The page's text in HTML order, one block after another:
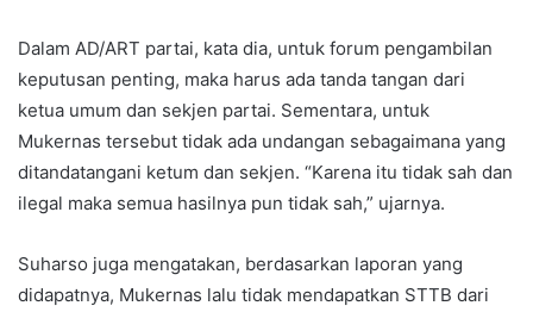
Dalam AD/ART partai, kata dia, untuk forum pengambilan
keputusan penting, maka harus ada tanda tangan dari
ketua umum dan sekjen partai. Sementara, untuk
Mukernas tersebut tidak ada undangan sebagaimana yang
ditandatangani ketum dan sekjen. “Karena itu tidak sah dan
ilegal maka semua hasilnya pun tidak sah,” ujarnya.
Suharso juga mengatakan, berdasarkan laporan yang
didapatnya, Mukernas lalu tidak mendapatkan STTB dari